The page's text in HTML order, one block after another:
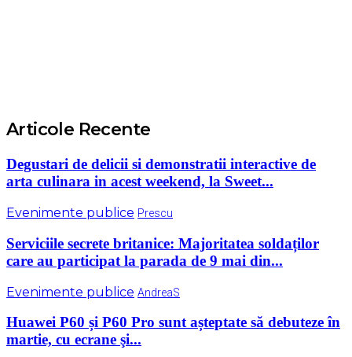
Articole Recente
Degustari de delicii si demonstratii interactive de
arta culinara in acest weekend, la Sweet...
Evenimente publice Prescu
Serviciile secrete britanice: Majoritatea soldaților
care au participat la parada de 9 mai din...
Evenimente publice AndreaS
Huawei P60 și P60 Pro sunt așteptate să debuteze în
martie, cu ecrane şi...